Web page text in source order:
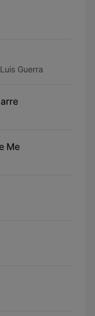
Guerra
Me